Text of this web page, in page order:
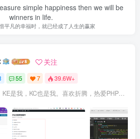
simple happiness then we will be
winners in life.
平凡的幸福时，就已经成了人生的赢家
关注
55 7 39.6W+
KEKC，KE是我，KC也是我。喜欢折腾，热爱PHP及WordPress，在学go语言，专注于技术与分享，开发过程序，维护过企业网站。